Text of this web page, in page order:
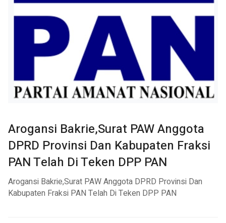
Arogansi Bakrie,Surat PAW Anggota
DPRD Provinsi Dan Kabupaten Fraksi
PAN Telah Di Teken DPP PAN
Arogansi Bakrie,Surat PAW Anggota DPRD Provinsi Dan
Kabupaten Fraksi PAN Telah Di Teken DPP PAN